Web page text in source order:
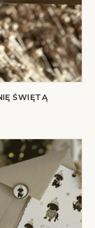
ŚWIĘTĄ